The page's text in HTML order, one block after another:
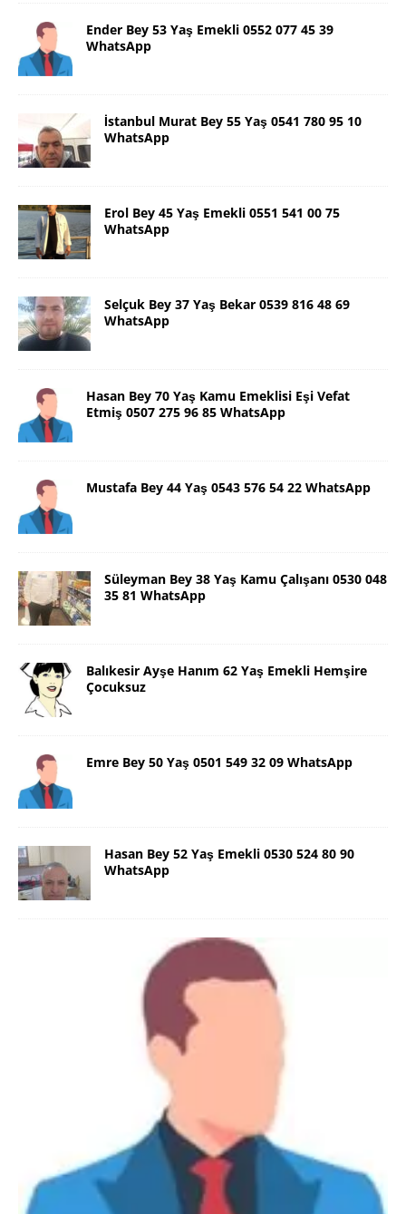
Ender Bey 53 Yaş Emekli 0552 077 45 39
WhatsApp
İstanbul Murat Bey 55 Yaş 0541 780 95 10
WhatsApp
Erol Bey 45 Yaş Emekli 0551 541 00 75
WhatsApp
Selçuk Bey 37 Yaş Bekar 0539 816 48 69
WhatsApp
Hasan Bey 70 Yaş Kamu Emeklisi Eşi Vefat
Etmiş 0507 275 96 85 WhatsApp
Mustafa Bey 44 Yaş 0543 576 54 22 WhatsApp
Süleyman Bey 38 Yaş Kamu Çalışanı 0530 048
35 81 WhatsApp
Balıkesir Ayşe Hanım 62 Yaş Emekli Hemşire
Çocuksuz
Emre Bey 50 Yaş 0501 549 32 09 WhatsApp
Hasan Bey 52 Yaş Emekli 0530 524 80 90
WhatsApp
Danimarka Mustafa Bey 45 Yaş +45
42 48 17 28 WhatsApp
Lütfen Danimarka dışı aramasın. Selam ben
Danimarka’dan Mustafa 45 yaşında, 1.88 boyunda,
98 kiloda, Kumral, ayrılmış bir beyim. Alkol yok.
Sigara var. Maddi sıkıntım yok.